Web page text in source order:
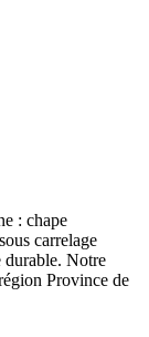
: chape
carrelage
Notre
Province de